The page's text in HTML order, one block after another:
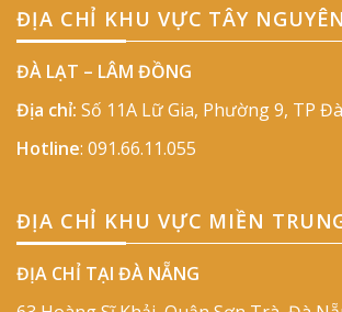
ĐỊA CHỈ KHU VỰC TÂY NGUYÊN
ĐÀ LẠT – LÂM ĐỒNG
Địa chỉ: Số 11A Lữ Gia, Phường 9, TP
Hotline: 091.66.11.055
ĐỊA CHỈ KHU VỰC MIỀN
ĐỊA CHỈ TẠI ĐÀ NẴNG